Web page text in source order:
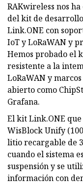
RAKwireless nos
del kit de
Link.ONE con
IoT y LoRaWAN y
Hemos probado el
resistente a la
LoRaWAN y
abierto como
Grafana.
El kit Link.ONE
WisBlock Unify
litio recargable de
cuando el sistema
suspensión y se
información con